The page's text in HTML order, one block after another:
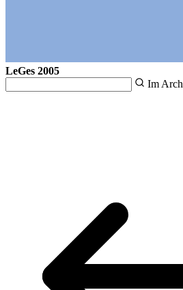
LeGes 2005
Im